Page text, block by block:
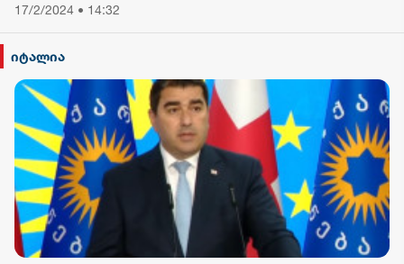
17/2/2024 • 14:32
იტალია